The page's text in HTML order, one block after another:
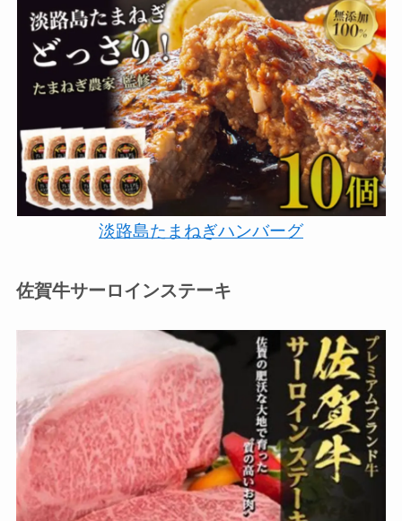
淡路島たまねぎハンバーグ
佐賀牛サーロインステーキ